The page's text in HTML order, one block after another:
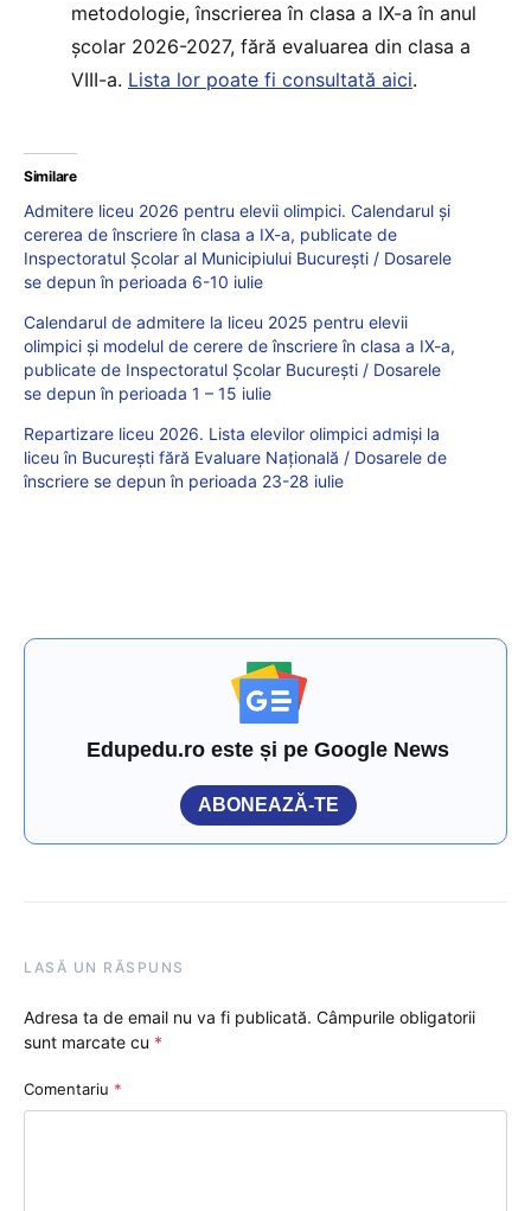
metodologie, înscrierea în clasa a IX-a în anul
școlar 2026-2027, fără evaluarea din clasa a
VIII-a. Lista lor poate fi consultată aici.
Similare
Admitere liceu 2026 pentru elevii olimpici. Calendarul și
cererea de înscriere în clasa a IX-a, publicate de
Inspectoratul Școlar al Municipiului București / Dosarele
se depun în perioada 6-10 iulie
Calendarul de admitere la liceu 2025 pentru elevii
olimpici și modelul de cerere de înscriere în clasa a IX-a,
publicate de Inspectoratul Școlar București / Dosarele
se depun în perioada 1 – 15 iulie
Repartizare liceu 2026. Lista elevilor olimpici admiși la
liceu în București fără Evaluare Națională / Dosarele de
înscriere se depun în perioada 23-28 iulie
Edupedu.ro este și pe Google News
ABONEAZĂ-TE
LASĂ UN RĂSPUNS
Adresa ta de email nu va fi publicată. Câmpurile obligatorii
sunt marcate cu *
Comentariu *